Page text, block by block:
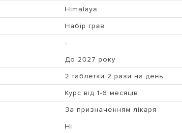
Himalaya
Набір трав
-
До 2027 року
2 таблетки 2 рази на день
Курс від 1-6 месяців
За призначенням лікаря
Ні